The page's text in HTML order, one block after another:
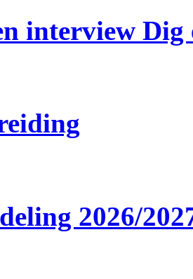
interview Dig
2026/